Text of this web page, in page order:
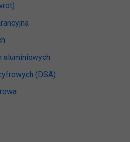
aluminiowych
(DSA)